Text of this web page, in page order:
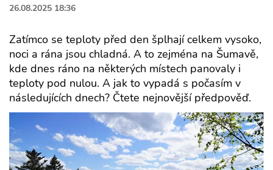
26.08.2025 18:36
Zatímco se teploty před den šplhají celkem vysoko,
noci a rána jsou chladná. A to zejména na Šumavě,
kde dnes ráno na některých místech panovaly i
teploty pod nulou. A jak to vypadá s počasím v
následujících dnech? Čtete nejnovější předpověď.